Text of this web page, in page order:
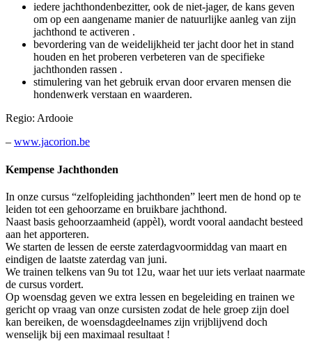
iedere jachthondenbezitter, ook de niet-jager, de kans geven
om op een aangename manier de natuurlijke aanleg van zijn
jachthond te activeren .
bevordering van de weidelijkheid ter jacht door het in stand
houden en het proberen verbeteren van de specifieke
jachthonden rassen .
stimulering van het gebruik ervan door ervaren mensen die
hondenwerk verstaan en waarderen.
Regio: Ardooie
– www.jacorion.be
Kempense Jachthonden
In onze cursus “zelfopleiding jachthonden” leert men de hond op te
leiden tot een gehoorzame en bruikbare jachthond.
Naast basis gehoorzaamheid (appèl), wordt vooral aandacht besteed
aan het apporteren.
We starten de lessen de eerste zaterdagvoormiddag van maart en
eindigen de laatste zaterdag van juni.
We trainen telkens van 9u tot 12u, waar het uur iets verlaat naarmate
de cursus vordert.
Op woensdag geven we extra lessen en begeleiding en trainen we
gericht op vraag van onze cursisten zodat de hele groep zijn doel
kan bereiken, de woensdagdeelnames zijn vrijblijvend doch
wenselijk bij een maximaal resultaat !